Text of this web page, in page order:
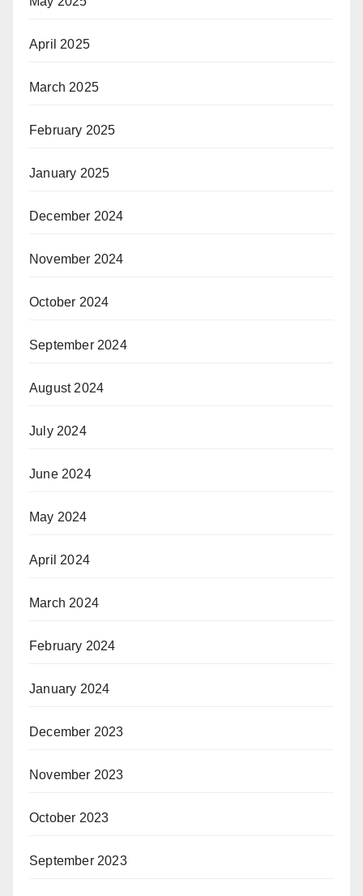
April 2025
March 2025
February 2025
January 2025
December 2024
November 2024
October 2024
September 2024
August 2024
July 2024
June 2024
May 2024
April 2024
March 2024
February 2024
January 2024
December 2023
November 2023
October 2023
September 2023